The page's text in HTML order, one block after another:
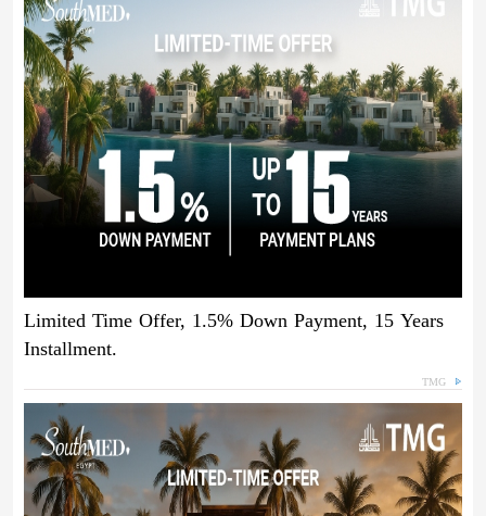
Limited Time Offer, 1.5% Down Payment, 15 Years
Installment.
TMG